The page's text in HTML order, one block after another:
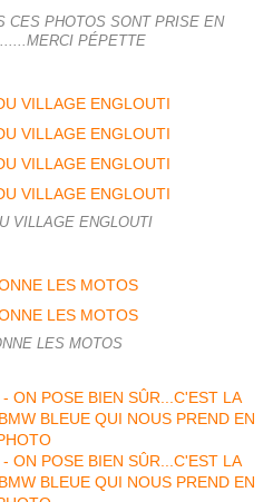
CES PHOTOS SONT PRISE EN
PÉPETTE
VILLAGE ENGLOUTI
LES MOTOS